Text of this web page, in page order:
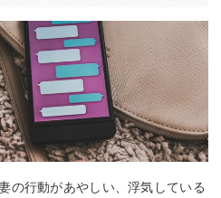
の行動があやしい、浮気している